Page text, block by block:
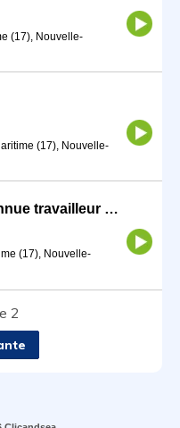
(17), Nouvelle-
(17), Nouvelle-
Mécanicien (personne reconnue travailleur handicapé) (H/F)
(17), Nouvelle-
2